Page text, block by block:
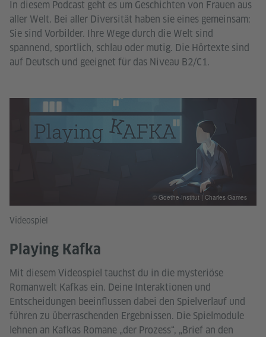
In diesem Podcast geht es um Geschichten von Frauen aus
aller Welt. Bei aller Diversität haben sie eines gemeinsam:
Sie sind Vorbilder. Ihre Wege durch die Welt sind
spannend, sportlich, schlau oder mutig. Die Hörtexte sind
auf Deutsch und geeignet für das Niveau B2/C1.
Videospiel
Playing Kafka
Mit diesem Videospiel tauchst du in die mysteriöse
Romanwelt Kafkas ein. Deine Interaktionen und
Entscheidungen beeinflussen dabei den Spielverlauf und
führen zu überraschenden Ergebnissen. Die Spielmodule
lehnen an Kafkas Romane „der Prozess“, „Brief an den
© Goethe-Institut | Charles Games